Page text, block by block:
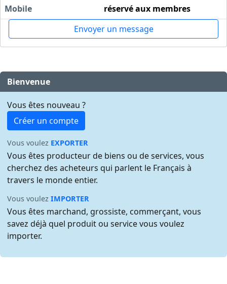
Mobile
réservé aux membres
Envoyer un message
Bienvenue
Vous êtes nouveau ?
Créer un compte
Vous voulez EXPORTER
Vous êtes producteur de biens ou de services, vous
cherchez des acheteurs qui parlent le Français à
travers le monde entier.
Vous voulezIMPORTER
Vous êtes marchand, grossiste, commerçant, vous
savez déjà quel produit ou service vous voulez
importer.